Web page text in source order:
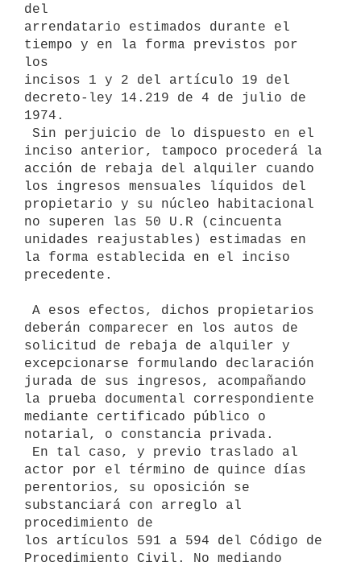
del
arrendatario estimados durante el
tiempo y en la forma previstos por
los
incisos 1 y 2 del artículo 19 del
decreto-ley 14.219 de 4 de julio de
1974.
inciso anterior, tampoco procederá la
acción de rebaja del alquiler cuando
los ingresos mensuales líquidos del
propietario y su núcleo habitacional
no superen las 50 U.R (cincuenta
unidades reajustables) estimadas en
la forma establecida en el inciso
precedente.
deberán comparecer en los autos de
solicitud de rebaja de alquiler y
excepcionarse formulando declaración
jurada de sus ingresos, acompañando
la prueba documental correspondiente
mediante certificado público o
notarial, o constancia privada.
actor por el término de quince días
perentorios, su oposición se
substanciará con arreglo al
procedimiento de
los artículos 591 a 594 del Código de
Procedimiento Civil. No mediando